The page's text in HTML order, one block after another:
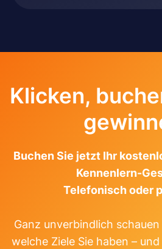
Klicken,
Buchen Sie jetzt Ihr
Kennenlern-
Telefonisch oder
Ganz unverbindlich
welche Ziele Sie haben –